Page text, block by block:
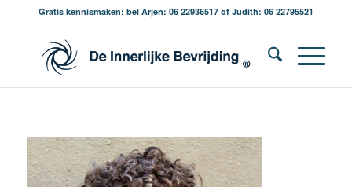
Gratis kennismaken: bel Arjen: 06 22936517 of Judith: 06 22795521